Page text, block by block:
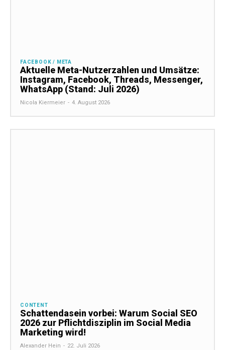
FACEBOOK / META
Aktuelle Meta-Nutzerzahlen und Umsätze:
Instagram, Facebook, Threads, Messenger,
WhatsApp (Stand: Juli 2026)
Nicola Kiermeier - 4. August 2026
CONTENT
Schattendasein vorbei: Warum Social SEO
2026 zur Pflichtdisziplin im Social Media
Marketing wird!
Alexander Hein - 22. Juli 2026